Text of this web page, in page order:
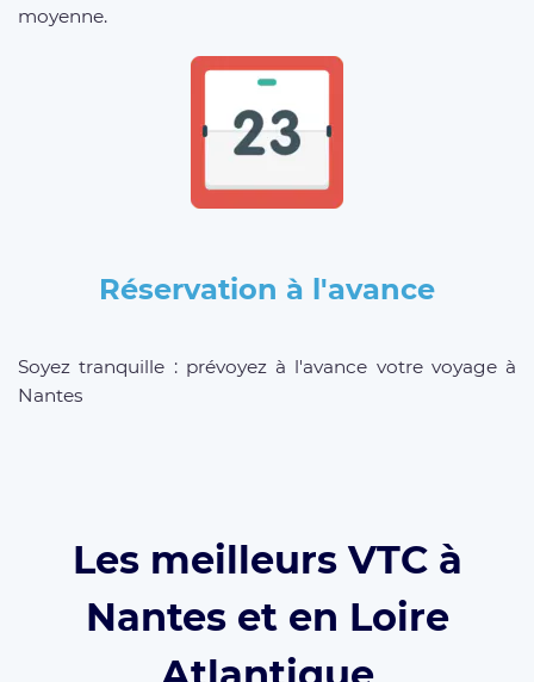
moyenne.
Réservation à l'avance
Soyez tranquille : prévoyez à l'avance votre voyage à
Nantes
Les meilleurs VTC à
Nantes et en Loire